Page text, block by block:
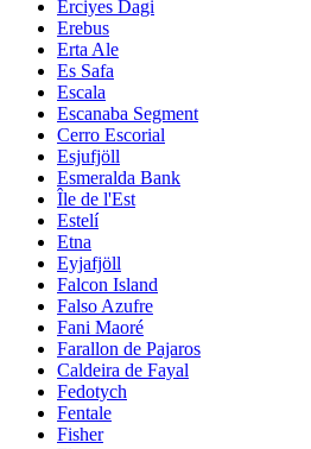
Erciyes Dagi
Erebus
Erta Ale
Es Safa
Escala
Escanaba Segment
Cerro Escorial
Esjufjöll
Esmeralda Bank
Île de l'Est
Estelí
Etna
Eyjafjöll
Falcon Island
Falso Azufre
Fani Maoré
Farallon de Pajaros
Caldeira de Fayal
Fedotych
Fentale
Fisher